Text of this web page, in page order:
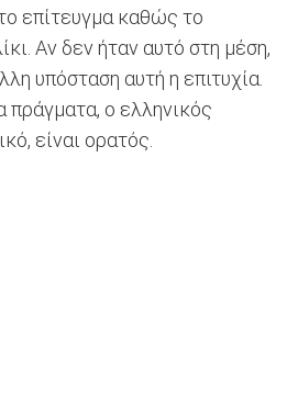
επίτευγμα καθώς το
Αν δεν ήταν αυτό στη μέση,
υπόσταση αυτή η επιτυχία.
ο ελληνικός
είναι ορατός.